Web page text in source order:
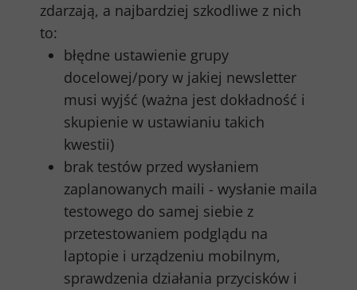
zdarzają, a najbardziej szkodliwe z nich
to:
błędne ustawienie grupy
docelowej/pory w jakiej newsletter
musi wyjść (ważna jest dokładność i
skupienie w ustawianiu takich
kwestii)
brak testów przed wysłaniem
zaplanowanych maili - wysłanie maila
testowego do samej siebie z
przetestowaniem podglądu na
laptopie i urządzeniu mobilnym,
sprawdzenia działania przycisków i